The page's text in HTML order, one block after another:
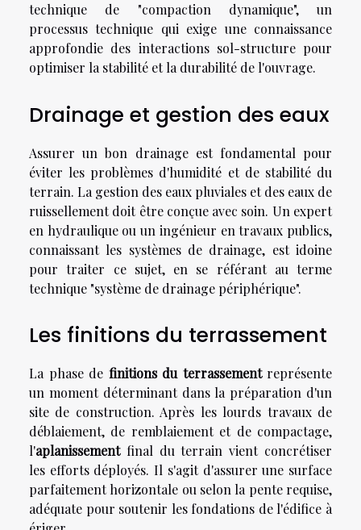
technique de "compaction dynamique", un
processus technique qui exige une connaissance
approfondie des interactions sol-structure pour
optimiser la stabilité et la durabilité de l'ouvrage.
Drainage et gestion des eaux
Assurer un bon drainage est fondamental pour
éviter les problèmes d'humidité et de stabilité du
terrain. La gestion des eaux pluviales et des eaux de
ruissellement doit être conçue avec soin. Un expert
en hydraulique ou un ingénieur en travaux publics,
connaissant les systèmes de drainage, est idoine
pour traiter ce sujet, en se référant au terme
technique "système de drainage périphérique".
Les finitions du terrassement
La phase de finitions du terrassementreprésente
un moment déterminant dans la préparation d'un
site de construction. Après les lourds travaux de
déblaiement, de remblaiement et de compactage,
l'aplanissementfinal du terrain vient concrétiser
les efforts déployés. Il s'agit d'assurer une surface
parfaitement horizontale ou selon la pente requise,
adéquate pour soutenir les fondations de l'édifice à